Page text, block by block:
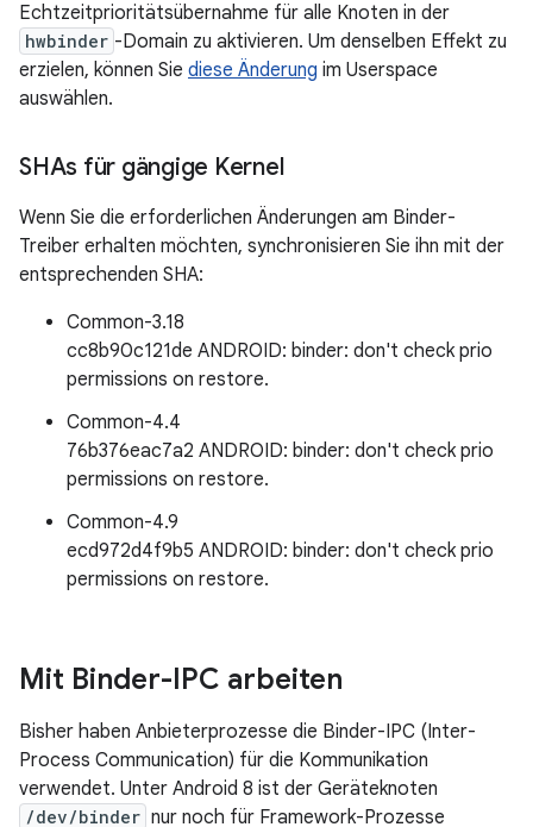
Echtzeitprioritätsübernahme für alle Knoten in der
hwbinder -Domain zu aktivieren. Um denselben Effekt zu
erzielen, können Sie diese Änderung im Userspace
auswählen.
SHAs für gängige Kernel
Wenn Sie die erforderlichen Änderungen am Binder-
Treiber erhalten möchten, synchronisieren Sie ihn mit der
entsprechenden SHA:
Common-3.18
cc8b90c121de ANDROID: binder: don't check prio
permissions on restore.
Common-4.4
76b376eac7a2 ANDROID: binder: don't check prio
permissions on restore.
Common-4.9
ecd972d4f9b5 ANDROID: binder: don't check prio
permissions on restore.
Mit Binder-IPC arbeiten
Bisher haben Anbieterprozesse die Binder-IPC (Inter-
Process Communication) für die Kommunikation
verwendet. Unter Android 8 ist der Geräteknoten
/dev/binder nur noch für Framework-Prozesse